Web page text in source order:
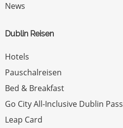
News
Dublin Reisen
Hotels
Pauschalreisen
Bed & Breakfast
Go City All-Inclusive Dublin Pass
Leap Card